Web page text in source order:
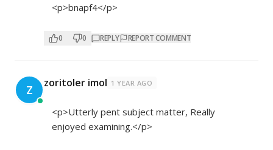
<p>bnapf4</p>
0 0 REPLY REPORT COMMENT
Z zoritoler imol 1 YEAR AGO
<p>Utterly pent subject matter, Really
enjoyed examining.</p>